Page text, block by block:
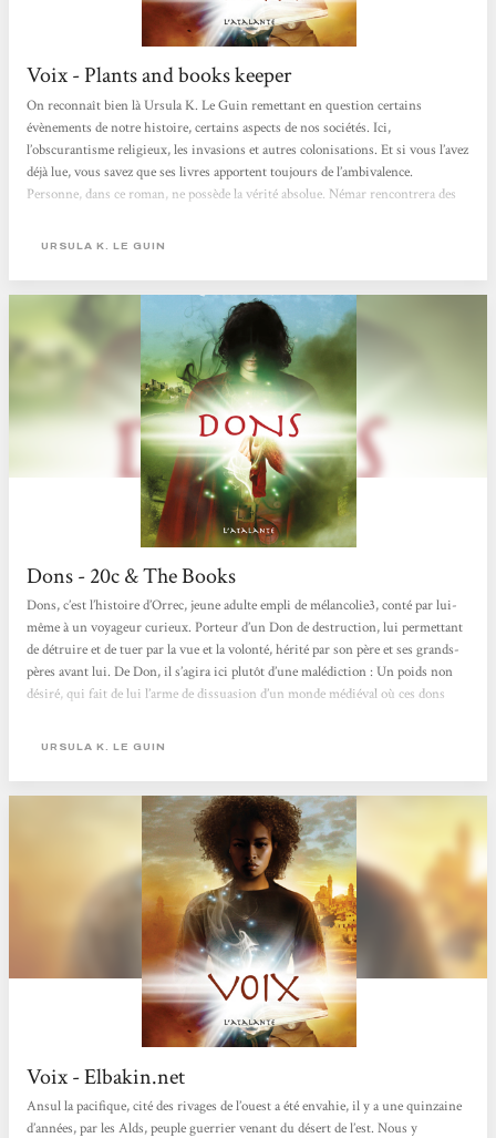
Voix - Plants and books keeper
On reconnaît bien là Ursula K. Le Guin remettant en question certains
évènements de notre histoire, certains aspects de nos sociétés. Ici,
l’obscurantisme religieux, les invasions et autres colonisations. Et si vous l’avez
déjà lue, vous savez que ses livres apportent toujours de l’ambivalence.
Personne, dans ce roman, ne possède la vérité absolue. Némar rencontrera des
nous rencontrons Némar, une paix relative s’est installée à Ansul. Tout semble
URSULA K. LE GUIN
Dons - 20c & The Books
Dons, c’est l’histoire d’Orrec, jeune adulte empli de mélancolie3, conté par lui-
même à un voyageur curieux. Porteur d’un Don de destruction, lui permettant
de détruire et de tuer par la vue et la volonté, hérité par son père et ses grands-
pères avant lui. De Don, il s’agira ici plutôt d’une malédiction : Un poids non
désiré, qui fait de lui l’arme de dissuasion d’un monde médiéval où ces dons
celleux qui portent...
URSULA K. LE GUIN
Voix - Elbakin.net
Ansul la pacifique, cité des rivages de l’ouest a été envahie, il y a une quinzaine
d’années, par les Alds, peuple guerrier venant du désert de l’est. Nous y